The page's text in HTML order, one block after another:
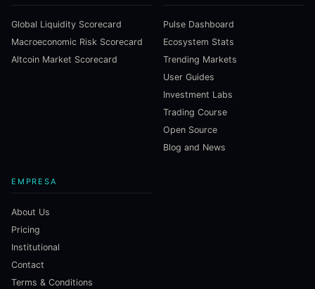
Global Liquidity Scorecard
Macroeconomic Risk Scorecard
Altcoin Market Scorecard
Pulse Dashboard
Ecosystem Stats
Trending Markets
User Guides
Investment Labs
Trading Course
Open Source
Blog and News
EMPRESA
About Us
Pricing
Institutional
Contact
Terms & Conditions